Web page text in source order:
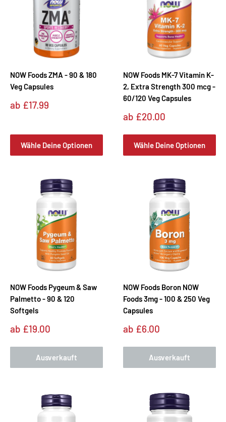
NOW Foods ZMA - 90 & 180
Veg Capsules
Sonderpreis
ab £17.99
Wähle Deine Optionen
NOW Foods MK-7 Vitamin K-
2, Extra Strength 300 mcg -
60/120 Veg Capsules
Sonderpreis
ab £20.00
Wähle Deine Optionen
NOW Foods Pygeum & Saw
Palmetto - 90 & 120
Softgels
Sonderpreis
ab £19.00
Ausverkauft
NOW Foods Boron NOW
Foods 3mg - 100 & 250 Veg
Capsules
Sonderpreis
ab £6.00
Ausverkauft